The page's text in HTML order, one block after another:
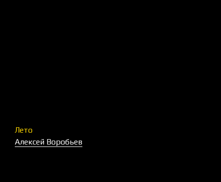
Лето
Алексей Воробьев